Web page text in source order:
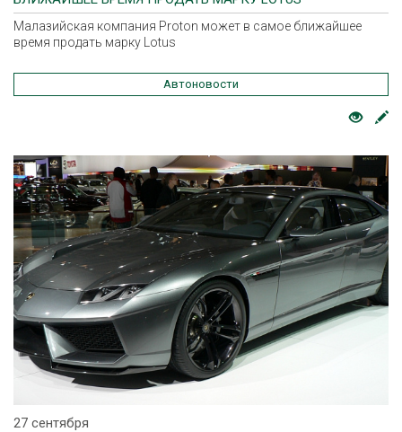
Малазийская компания Proton может в самое ближайшее
время продать марку Lotus
Автоновости
27 сентября